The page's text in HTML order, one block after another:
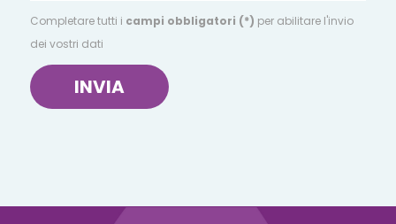
Completare tutti i campi obbligatori (*) per abilitare l'invio
dei vostri dati
INVIA